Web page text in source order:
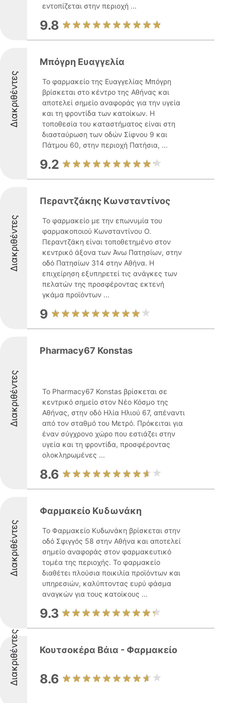
εντοπίζεται στην περιοχή ...
9.8
Διακριθέντες
Μπόγρη Ευαγγελία
Το φαρμακείο της Ευαγγελίας Μπόγρη
βρίσκεται στο κέντρο της Αθήνας και
αποτελεί σημείο αναφοράς για την υγεία
και τη φροντίδα των κατοίκων. Η
τοποθεσία του καταστήματος είναι στη
διασταύρωση των οδών Σίφνου 9 και
Πάτμου 60, στην περιοχή Πατήσια, ...
9.2
Διακριθέντες
Περαντζάκης Κωνσταντίνος
Το φαρμακείο με την επωνυμία του
φαρμακοποιού Κωνσταντίνου Ο.
Περαντζάκη είναι τοποθετημένο στον
κεντρικό άξονα των Άνω Πατησίων, στην
οδό Πατησίων 314 στην Αθήνα. Η
επιχείρηση εξυπηρετεί τις ανάγκες των
πελατών της προσφέροντας εκτενή
γκάμα προϊόντων ...
9
Διακριθέντες
Pharmacy67 Konstas
Το Pharmacy67 Konstas βρίσκεται σε
κεντρικό σημείο στον Νέο Κόσμο της
Αθήνας, στην οδό Ηλία Ηλιού 67, απέναντι
από τον σταθμό του Μετρό. Πρόκειται για
έναν σύγχρονο χώρο που εστιάζει στην
υγεία και τη φροντίδα, προσφέροντας
ολοκληρωμένες ...
8.6
Διακριθέντες
Φαρμακείο Κυδωνάκη
Το Φαρμακείο Κυδωνάκη βρίσκεται στην
οδό Σφιγγός 58 στην Αθήνα και αποτελεί
σημείο αναφοράς στον φαρμακευτικό
τομέα της περιοχής. Το φαρμακείο
διαθέτει πλούσια ποικιλία προϊόντων και
υπηρεσιών, καλύπτοντας ευρύ φάσμα
αναγκών για τους κατοίκους ...
9.3
Διακριθέντες Κουτσοκέρα Βάια - Φαρμακείο
8.6